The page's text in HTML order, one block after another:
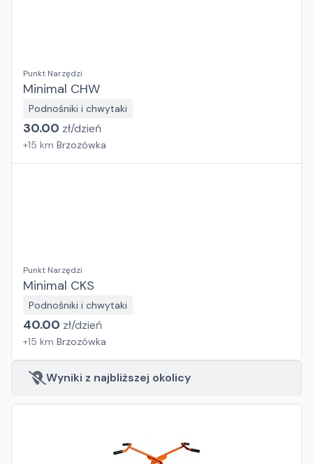
Punkt Narzędzi
Minimal CHW
Podnośniki i chwytaki
30.00 zł/dzień
+15 km Brzozówka
Punkt Narzędzi
Minimal CKS
Podnośniki i chwytaki
40.00 zł/dzień
+15 km Brzozówka
Wyniki z najbliższej okolicy